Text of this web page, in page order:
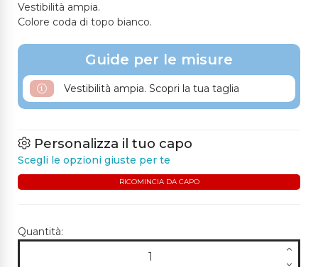
Vestibilità ampia.
Colore coda di topo bianco.
Guide per le misure
Vestibilità ampia. Scopri la tua taglia
Personalizza il tuo capo
Scegli le opzioni giuste per te
RICOMINCIA DA CAPO
Quantità: